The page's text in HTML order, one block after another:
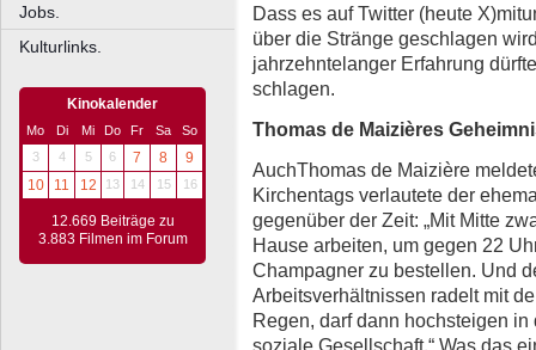
Jobs.
Kulturlinks.
Kinokalender
Mo Di Mi Do Fr Sa
So
3
4 5 6 7 8
9
10
11 12 13 14 15 16
12.669 Beiträge zu
3.883 Filmen im Forum
Dass es auf Twitter (heute
über die Stränge geschlagen
jahrzehntelanger Erfahrung
schlagen.
Thomas de Maizières
AuchThomas de Maizière
Kirchentags verlautete der
gegenüber der Zeit: „Mit Mitte
Hause arbeiten, um gegen 22
Champagner zu bestellen. Und
Arbeitsverhältnissen radelt mit
Regen, darf dann hochsteigen
soziale Gesellschaft.“ Was das